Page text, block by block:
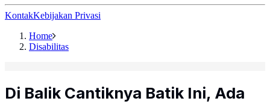
KontakKebijakan Privasi
Home
Disabilitas
Di Balik Cantiknya Batik Ini, Ada